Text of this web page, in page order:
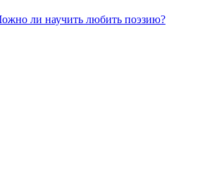
ли научить любить поэзию?